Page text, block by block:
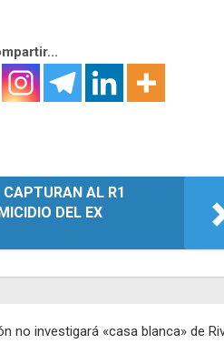
CAPTURAN AL R1
DEL EX
no investigará «casa blanca» de